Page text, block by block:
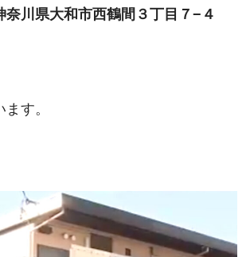
奈川県大和市西鶴間３丁目７−４
す。